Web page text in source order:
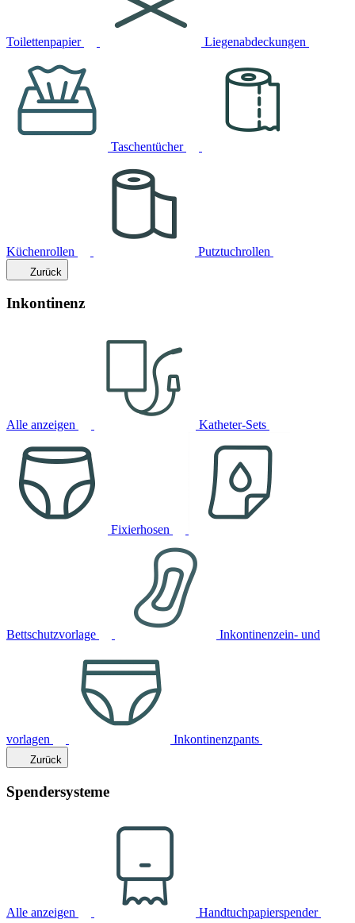
Toilettenpapier Liegenabdeckungen
Taschentücher
Küchenrollen Putztuchrollen
Zurück
Inkontinenz
Alle anzeigen Katheter-Sets
Fixierhosen
Bettschutzvorlage Inkontinenzein- und
vorlagen Inkontinenzpants
Zurück
Spendersysteme
Alle anzeigen Handtuchpapierspender